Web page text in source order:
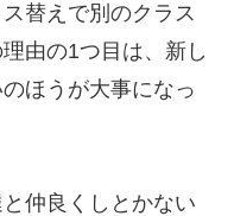
替えで別のクラス
由の1つ目は、新し
ほうが大事になっ
仲良くしとかない